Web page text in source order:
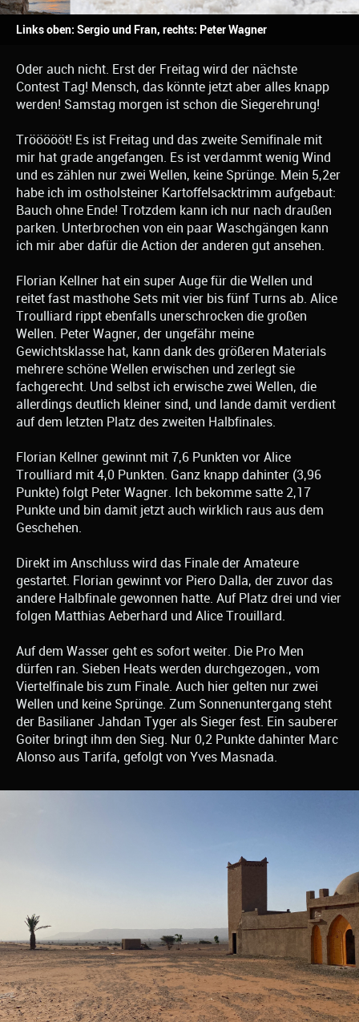
Links oben: Sergio und Fran, rechts: Peter Wagner
Oder auch nicht. Erst der Freitag wird der nächste
Contest Tag! Mensch, das könnte jetzt aber alles knapp
werden! Samstag morgen ist schon die Siegerehrung!
Tröööööt! Es ist Freitag und das zweite Semifinale mit
mir hat grade angefangen. Es ist verdammt wenig Wind
und es zählen nur zwei Wellen, keine Sprünge. Mein 5,2er
habe ich im ostholsteiner Kartoffelsacktrimm aufgebaut:
Bauch ohne Ende! Trotzdem kann ich nur nach draußen
parken. Unterbrochen von ein paar Waschgängen kann
ich mir aber dafür die Action der anderen gut ansehen.
Florian Kellner hat ein super Auge für die Wellen und
reitet fast masthohe Sets mit vier bis fünf Turns ab. Alice
Troulliard rippt ebenfalls unerschrocken die großen
Wellen. Peter Wagner, der ungefähr meine
Gewichtsklasse hat, kann dank des größeren Materials
mehrere schöne Wellen erwischen und zerlegt sie
fachgerecht. Und selbst ich erwische zwei Wellen, die
allerdings deutlich kleiner sind, und lande damit verdient
auf dem letzten Platz des zweiten Halbfinales.
Florian Kellner gewinnt mit 7,6 Punkten vor Alice
Troulliard mit 4,0 Punkten. Ganz knapp dahinter (3,96
Punkte) folgt Peter Wagner. Ich bekomme satte 2,17
Punkte und bin damit jetzt auch wirklich raus aus dem
Geschehen.
Direkt im Anschluss wird das Finale der Amateure
gestartet. Florian gewinnt vor Piero Dalla, der zuvor das
andere Halbfinale gewonnen hatte. Auf Platz drei und vier
folgen Matthias Aeberhard und Alice Trouillard.
Auf dem Wasser geht es sofort weiter. Die Pro Men
dürfen ran. Sieben Heats werden durchgezogen., vom
Viertelfinale bis zum Finale. Auch hier gelten nur zwei
Wellen und keine Sprünge. Zum Sonnenuntergang steht
der Basilianer Jahdan Tyger als Sieger fest. Ein sauberer
Goiter bringt ihm den Sieg. Nur 0,2 Punkte dahinter Marc
Alonso aus Tarifa, gefolgt von Yves Masnada.